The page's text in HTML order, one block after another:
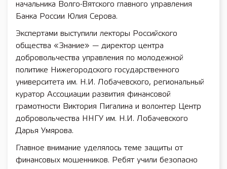
начальника Волго-Вятского главного управления
Банка России Юлия Серова.
Экспертами выступили лекторы Российского
общества «Знание» — директор центра
добровольчества управления по молодежной
политике Нижегородского государственного
университета им. Н.И. Лобачевского, региональный
куратор Ассоциации развития финансовой
грамотности Виктория Пигалина и волонтер Центр
добровольчества ННГУ им. Н.И. Лобачевского
Дарья Умярова.
Главное внимание уделялось теме защиты от
финансовых мошенников. Ребят учили безопасно